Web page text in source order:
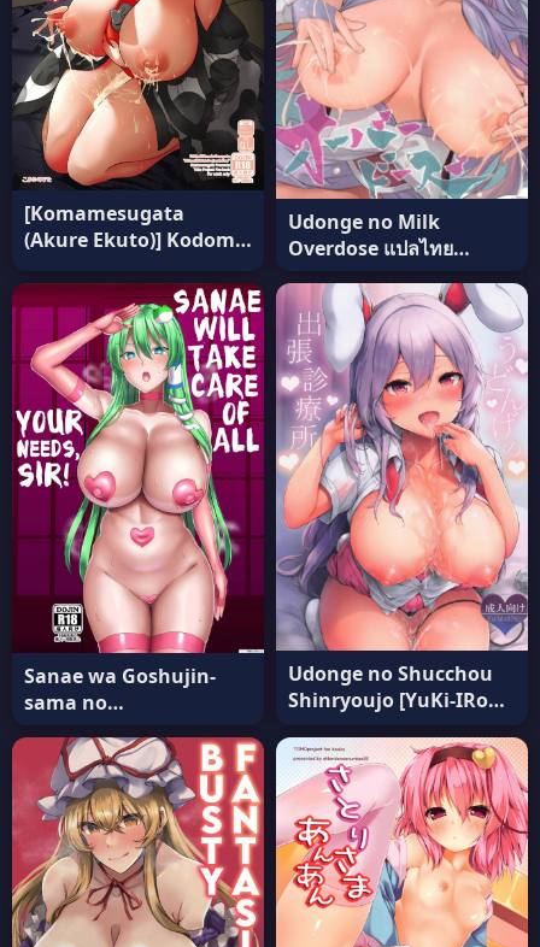
[Komamesugata
(Akure Ekuto)] Kodomo
Milk to Otona Pyuppyu
– Kids milk&Adult
ejaculation (Touhou
Project) อ่านฟรี
Udonge no Milk
Overdose แปลไทย
[Anmitsuyomogitei
(Michiking)]
Sanae wa Goshujin-
sama no
Nukinukigakari desu!
[Chinchintei (chin)]
(Touhou Project) แปล
ไทย
Udonge no Shucchou
Shinryoujo [YuKi-IRo
(Yukiusagi )] (Touhou
Project) แปลไทย